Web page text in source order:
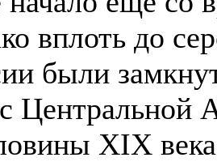
вплоть до
были
Центральной
XIX